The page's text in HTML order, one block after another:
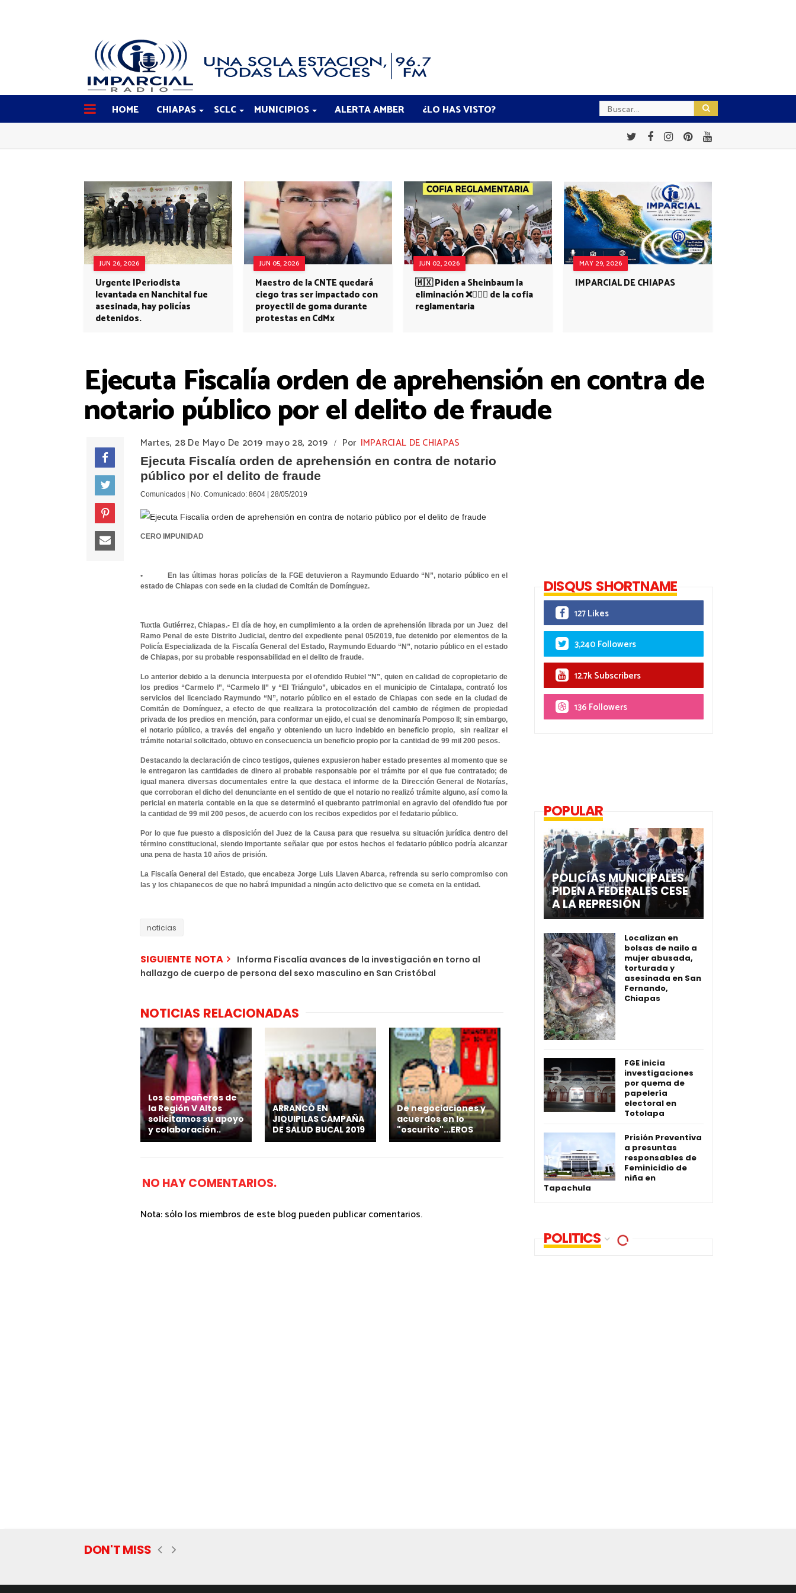
HOME CHIAPAS SCLC MUNICIPIOS ALERTA AMBER ¿LO HAS VISTO?
JUN 26, 2026
Urgente |Periodista
levantada en Nanchital fue
asesinada, hay policías
detenidos.
JUN 05, 2026
Maestro de la CNTE quedará
ciego tras ser impactado con
proyectil de goma durante
protestas en CdMx
JUN 02, 2026
🇲🇽 Piden a Sheinbaum la
eliminación ❌👩🏻‍⚕️ de la cofia
reglamentaria
MAY 29, 2026
IMPARCIAL DE CHIAPAS
Ejecuta Fiscalía orden de aprehensión en contra de
notario público por el delito de fraude
Martes, 28 De Mayo De 2019 mayo 28, 2019 / Por IMPARCIAL DE CHIAPAS
Ejecuta Fiscalía orden de aprehensión en contra de notario
público por el delito de fraude
Comunicados | No. Comunicado: 8604 | 28/05/2019
CERO IMPUNIDAD
• En las últimas horas policías de la FGE detuvieron a Raymundo Eduardo “N”, notario público en el
estado de Chiapas con sede en la ciudad de Comitán de Domínguez.
Tuxtla Gutiérrez, Chiapas.- El día de hoy, en cumplimiento a la orden de aprehensión librada por un Juez del
Ramo Penal de este Distrito Judicial, dentro del expediente penal 05/2019, fue detenido por elementos de la
Policía Especializada de la Fiscalía General del Estado, Raymundo Eduardo “N”, notario público en el estado
de Chiapas, por su probable responsabilidad en el delito de fraude.
Lo anterior debido a la denuncia interpuesta por el ofendido Rubiel “N”, quien en calidad de copropietario de
los predios “Carmelo I”, “Carmelo II” y “El Triángulo”, ubicados en el municipio de Cintalapa, contrató los
servicios del licenciado Raymundo “N”, notario público en el estado de Chiapas con sede en la ciudad de
Comitán de Domínguez, a efecto de que realizara la protocolización del cambio de régimen de propiedad
privada de los predios en mención, para conformar un ejido, el cual se denominaría Pomposo II; sin embargo,
el notario público, a través del engaño y obteniendo un lucro indebido en beneficio propio, sin realizar el
trámite notarial solicitado, obtuvo en consecuencia un beneficio propio por la cantidad de 99 mil 200 pesos.
Destacando la declaración de cinco testigos, quienes expusieron haber estado presentes al momento que se
le entregaron las cantidades de dinero al probable responsable por el trámite por el que fue contratado; de
igual manera diversas documentales entre la que destaca el informe de la Dirección General de Notarías,
que corroboran el dicho del denunciante en el sentido de que el notario no realizó trámite alguno, así como la
pericial en materia contable en la que se determinó el quebranto patrimonial en agravio del ofendido fue por
la cantidad de 99 mil 200 pesos, de acuerdo con los recibos expedidos por el fedatario público.
Por lo que fue puesto a disposición del Juez de la Causa para que resuelva su situación jurídica dentro del
término constitucional, siendo importante señalar que por estos hechos el fedatario público podría alcanzar
una pena de hasta 10 años de prisión.
La Fiscalía General del Estado, que encabeza Jorge Luis Llaven Abarca, refrenda su serio compromiso con
las y los chiapanecos de que no habrá impunidad a ningún acto delictivo que se cometa en la entidad.
noticias
SIGUIENTE NOTA
Informa Fiscalía avances de la investigación en torno al
hallazgo de cuerpo de persona del sexo masculino en San Cristóbal
NOTICIAS RELACIONADAS
Los compañeros de
la Región V Altos
solicitamos su apoyo
y colaboración..
ARRANCÓ EN
JIQUIPILAS CAMPAÑA
DE SALUD BUCAL 2019
De negociaciones y
acuerdos en lo
"oscurito"...EROS
NO HAY COMENTARIOS.
Nota: sólo los miembros de este blog pueden publicar comentarios.
DISQUS SHORTNAME
127 Likes
3,240 Followers
12.7k Subscribers
136 Followers
POPULAR
POLICÍAS MUNICIPALES
PIDEN A FEDERALES CESE
A LA REPRESIÓN
Localizan en
bolsas de nailo a
mujer abusada,
torturada y
asesinada en San
Fernando,
Chiapas
FGE inicia
investigaciones
por quema de
papelería
electoral en
Totolapa
Prisión Preventiva
a presuntas
responsables de
Feminicidio de
niña en
Tapachula
POLITICS
DON'T MISS